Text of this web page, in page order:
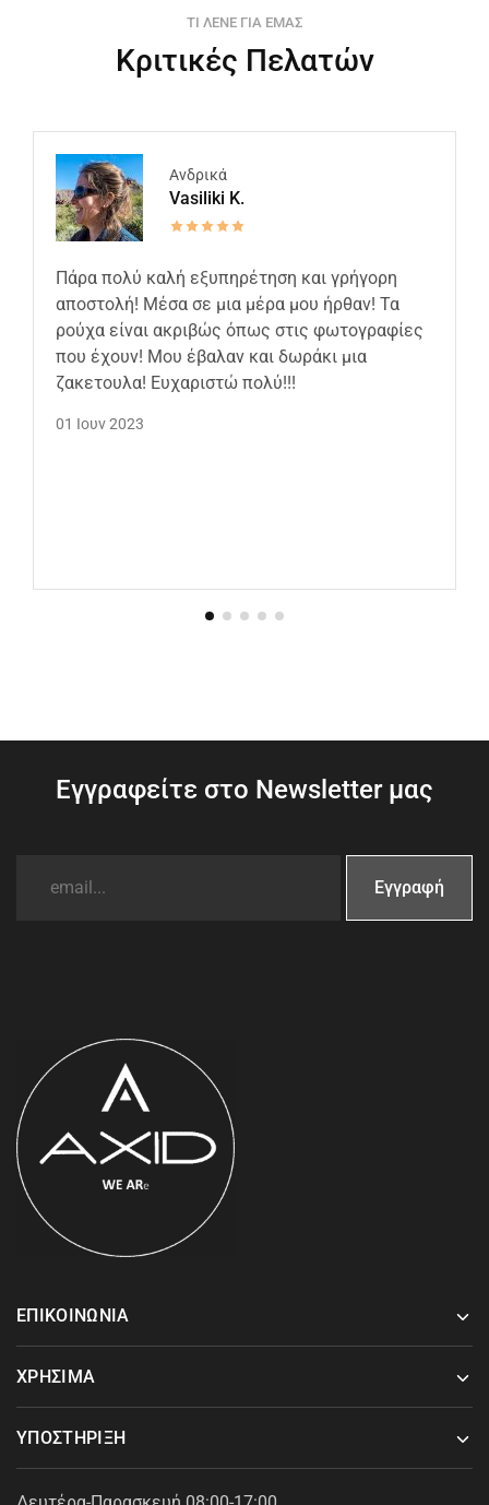
ΤΙ ΛΕΝΕ ΓΙΑ ΕΜΑΣ
Κριτικές Πελατών
Ανδρικά
Vasiliki K.
Πάρα πολύ καλή εξυπηρέτηση και γρήγορη
αποστολή! Μέσα σε μια μέρα μου ήρθαν! Τα
ρούχα είναι ακριβώς όπως στις φωτογραφίες
που έχουν! Μου έβαλαν και δωράκι μια
ζακετουλα! Ευχαριστώ πολύ!!!
01 Ιουν 2023
Εγγραφείτε στο Newsletter μας
ΕΠΙΚΟΙΝΩΝΙΑ
ΧΡΗΣΙΜΑ
ΥΠΟΣΤΗΡΙΞΗ